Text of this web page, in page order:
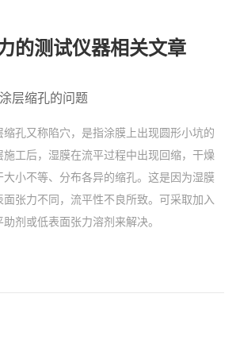
的测试仪器相关文章
层缩孔的问题
缩孔又称陷穴，是指涂膜上出现圆形小坑的
施工后，湿膜在流平过程中出现回缩，干燥
大小不等、分布各异的缩孔。这是因为湿膜
面张力不同，流平性不良所致。可采取加入
剂或低表面张力溶剂来解决。